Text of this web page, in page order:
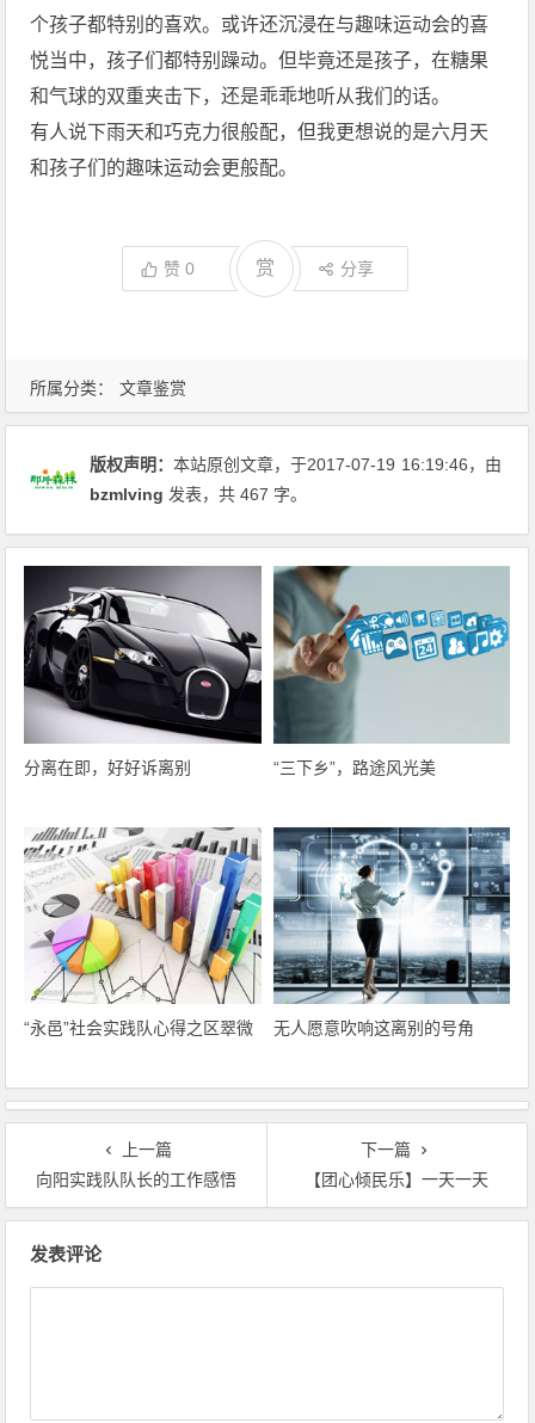
所属分类： 文章鉴赏
个孩子都特别的喜欢。或许还沉浸在与趣味运动会的喜
悦当中，孩子们都特别躁动。但毕竟还是孩子，在糖果
和气球的双重夹击下，还是乖乖地听从我们的话。
有人说下雨天和巧克力很般配，但我更想说的是六月天
和孩子们的趣味运动会更般配。
赞0 赏 分享
版权声明：本站原创文章，于2017-07-19 16:19:46，由
bzmlving 发表，共 467 字。
分离在即，好好诉离别 “三下乡”，路途风光美
“永邑”社会实践队心得之区翠微 无人愿意吹响这离别的号角
上一篇
向阳实践队队长的工作感悟
下一篇
【团心倾民乐】一天一天
发表评论